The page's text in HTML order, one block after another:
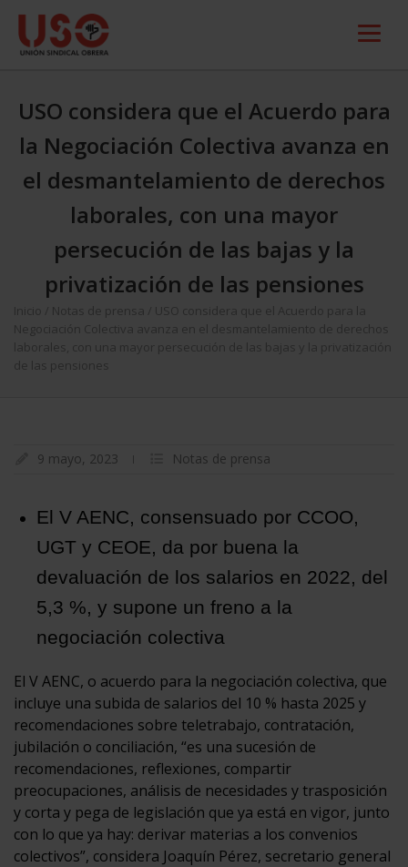
USO considera que el Acuerdo para
la Negociación Colectiva avanza en
el desmantelamiento de derechos
laborales, con una mayor
persecución de las bajas y la
privatización de las pensiones
Inicio Notas de prensa
USO considera que el Acuerdo para la
Negociación Colectiva avanza en el desmantelamiento de derechos
laborales, con una mayor persecución de las bajas y la privatización
de las pensiones
9 mayo, 2023 Notas de prensa
El V AENC, consensuado por CCOO,
UGT y CEOE, da por buena la
devaluación de los salarios en 2022, del
5,3 %, y supone un freno a la
negociación colectiva
El V AENC, o acuerdo para la negociación colectiva, que
incluye una subida de salarios del 10 % hasta 2025 y
recomendaciones sobre teletrabajo, contratación,
jubilación o conciliación, “es una sucesión de
recomendaciones, reflexiones, compartir
preocupaciones, análisis de necesidades y trasposición
y corta y pega de legislación que ya está en vigor, junto
con lo que ya hay: derivar materias a los convenios
colectivos”, considera Joaquín Pérez, secretario general